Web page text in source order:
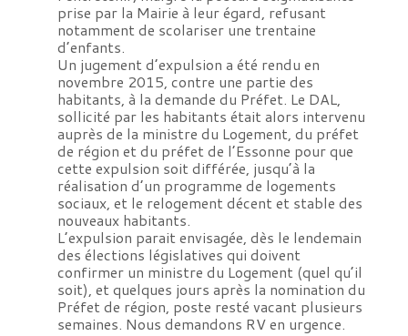
prise par la Mairie à leur égard, refusant
notamment de scolariser une trentaine
d’enfants.
Un jugement d’expulsion a été rendu en
novembre 2015, contre une partie des
habitants, à la demande du Préfet. Le DAL,
sollicité par les habitants était alors intervenu
auprès de la ministre du Logement, du préfet
de région et du préfet de l’Essonne pour que
cette expulsion soit différée, jusqu’à la
réalisation d’un programme de logements
sociaux, et le relogement décent et stable des
nouveaux habitants.
L’expulsion parait envisagée, dès le lendemain
des élections législatives qui doivent
confirmer un ministre du Logement (quel qu’il
soit), et quelques jours après la nomination du
Préfet de région, poste resté vacant plusieurs
semaines. Nous demandons RV en urgence.